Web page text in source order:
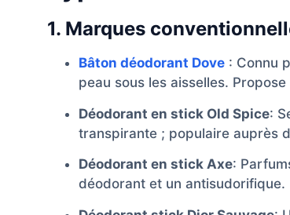
1. Marques
Bâton déodorant Dove : Connu
peau sous les aisselles.
Déodorant en stick Old Spice:
transpirante ; populaire auprès
Déodorant en stick Axe:
déodorant et un antisudorifique.